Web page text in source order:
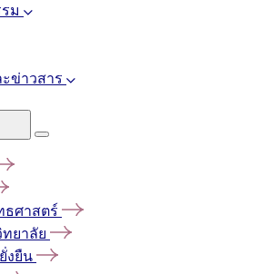
ม
ข่าวสาร
ธศาสตร์
ยาลัย
งยืน